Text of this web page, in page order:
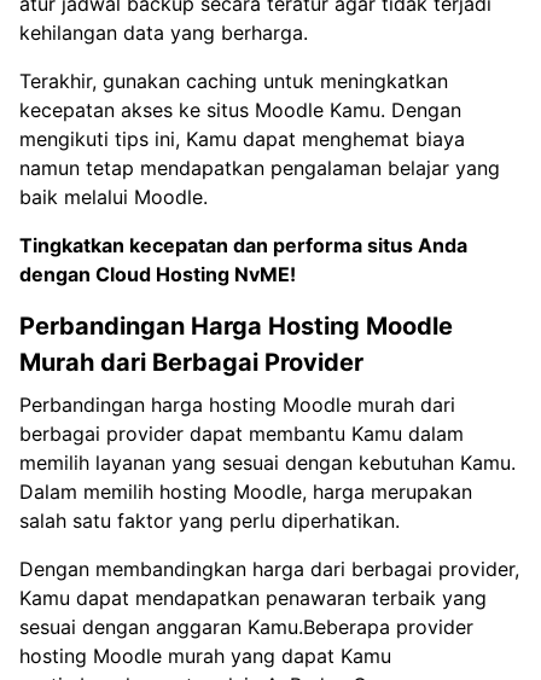
kehilangan data yang berharga.
Terakhir, gunakan caching untuk meningkatkan
kecepatan akses ke situs Moodle Kamu. Dengan
mengikuti tips ini, Kamu dapat menghemat biaya
namun tetap mendapatkan pengalaman belajar yang
baik melalui Moodle.
Tingkatkan kecepatan dan performa situs Anda
dengan Cloud Hosting NvME!
Perbandingan Harga Hosting Moodle
Murah dari Berbagai Provider
Perbandingan harga hosting Moodle murah dari
berbagai provider dapat membantu Kamu dalam
memilih layanan yang sesuai dengan kebutuhan Kamu.
Dalam memilih hosting Moodle, harga merupakan
salah satu faktor yang perlu diperhatikan.
Dengan membandingkan harga dari berbagai provider,
Kamu dapat mendapatkan penawaran terbaik yang
sesuai dengan anggaran Kamu.Beberapa provider
hosting Moodle murah yang dapat Kamu